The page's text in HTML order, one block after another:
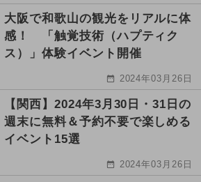
大阪で和歌山の観光をリアルに体
感！ 「触覚技術（ハプティク
ス）」体験イベント開催
2024年03月26日
【関西】2024年3月30日・31日の
週末に無料＆予約不要で楽しめる
イベント15選
2024年03月26日